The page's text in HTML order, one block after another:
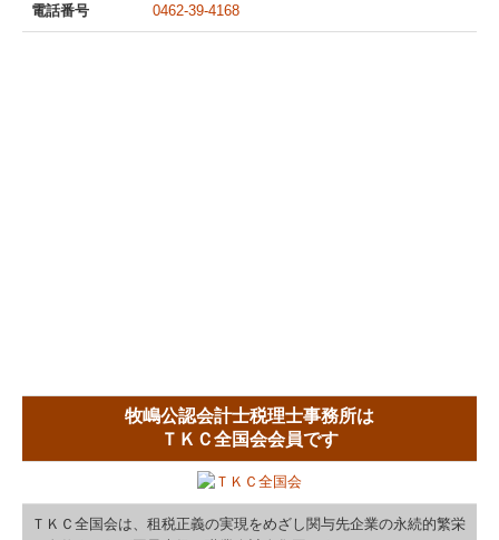
電話番号 0462-39-4168
牧嶋公認会計士税理士事務所は
ＴＫＣ全国会会員です
ＴＫＣ全国会は、租税正義の実現をめざし関与先企業の永続的繁栄